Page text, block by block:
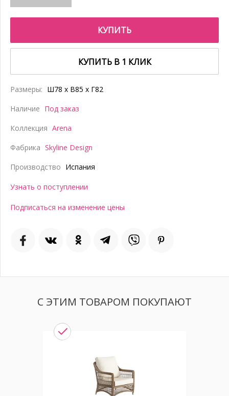
КУПИТЬ
КУПИТЬ В 1 КЛИК
Размеры: Ш78 x В85 x Г82
Наличие Под заказ
Коллекция Arena
Фабрика Skyline Design
Производство Испания
Узнать о поступлении
Подписаться на изменение цены
С ЭТИМ ТОВАРОМ ПОКУПАЮТ